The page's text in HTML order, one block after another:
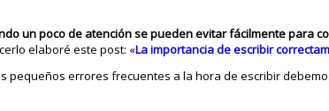
un poco de atención se pueden evitar fácilmente para
elaboré este post: «La importancia de escribir
pequeños errores frecuentes a la hora de escribir